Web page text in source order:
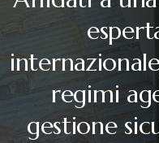
regimi
gestione